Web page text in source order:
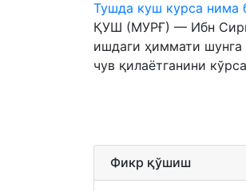
Тушда куш курса нима
ҚУШ (МУРҒ) — Ибн
ишдаги ҳиммати шунга
чув қилаётганини
Фикр қўшиш